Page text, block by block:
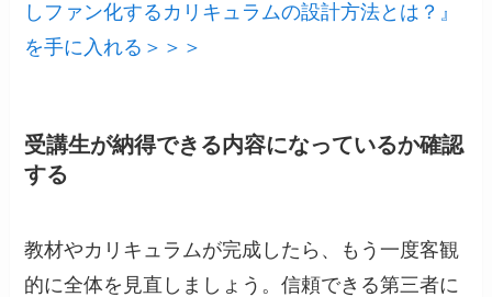
しファン化するカリキュラムの設計方法とは？』
を手に入れる＞＞＞
受講生が納得できる内容になっているか確認
する
教材やカリキュラムが完成したら、もう一度客観
的に全体を見直しましょう。信頼できる第三者に